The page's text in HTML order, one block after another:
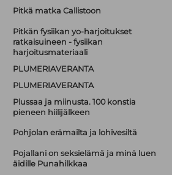
Pitkä matka Callistoon
Pitkän fysiikan yo-harjoitukset
ratkaisuineen - fysiikan
harjoitusmateriaali
PLUMERIAVERANTA
PLUMERIAVERANTA
Plussaa ja miinusta. 100 konstia
pieneen hiilijälkeen
Pohjolan erämailta ja lohivesiltä
Pojallani on seksielämä ja minä luen
äidille Punahilkkaa